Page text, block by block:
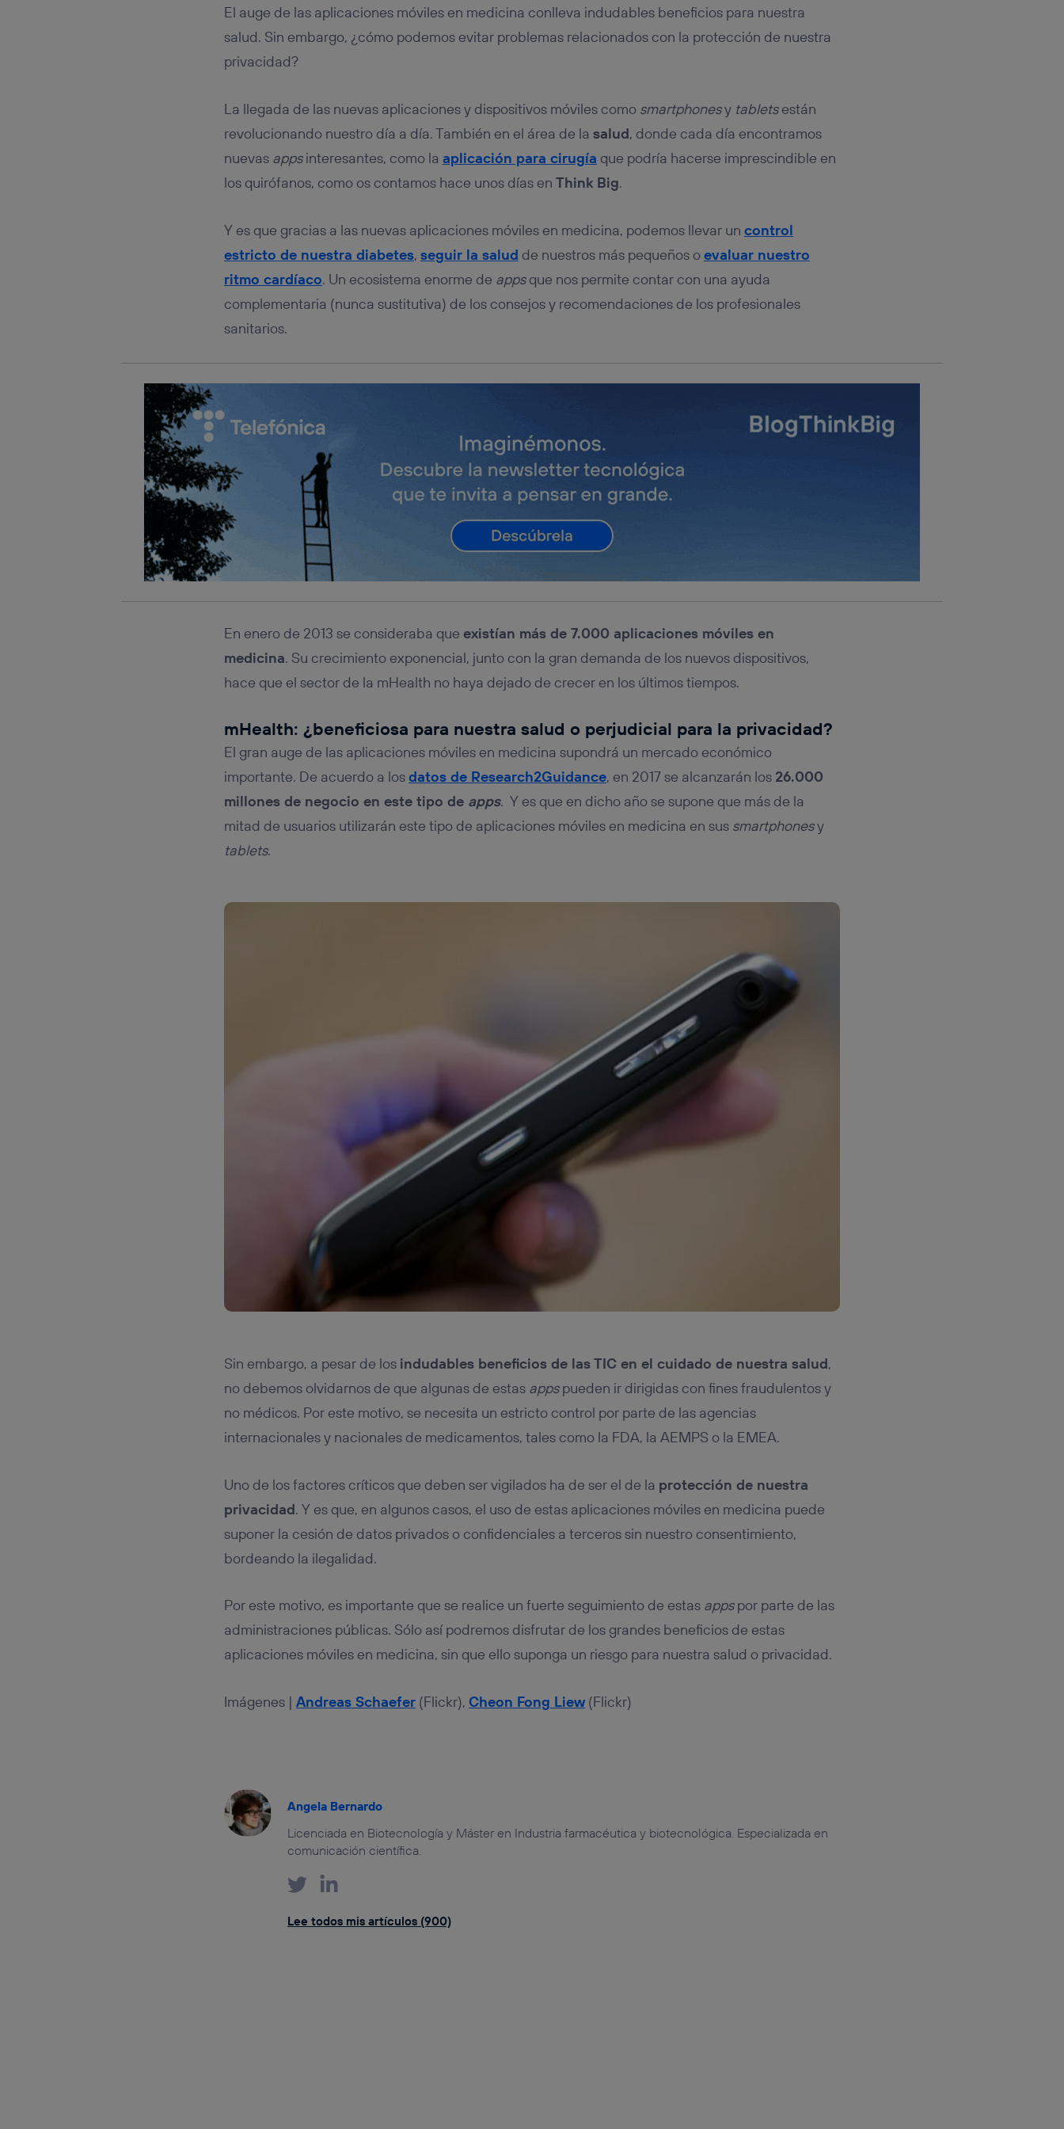
El auge de las aplicaciones móviles en medicina conlleva indudables beneficios para nuestra
salud. Sin embargo, ¿cómo podemos evitar problemas relacionados con la protección de nuestra
privacidad?
La llegada de las nuevas aplicaciones y dispositivos móviles comosmartphonesy tabletsestán
revolucionando nuestro día a día. También en el área de la salud, donde cada día encontramos
nuevas appsinteresantes, como la aplicación para cirugía que podría hacerse imprescindible en
los quirófanos, como os contamos hace unos días en Think Big.
Y es que gracias a las nuevas aplicaciones móviles en medicina, podemos llevar un control
estricto de nuestra diabetes, seguir la salud de nuestros más pequeños oevaluar nuestro
ritmo cardíaco. Un ecosistema enorme de appsque nos permite contar con una ayuda
complementaria (nunca sustitutiva) de los consejos y recomendaciones de los profesionales
sanitarios.
En enero de 2013 se consideraba que existían más de 7.000 aplicaciones móviles en
medicina. Su crecimiento exponencial, junto con la gran demanda de los nuevos dispositivos,
hace que el sector de la mHealth no haya dejado de crecer en los últimos tiempos.
mHealth: ¿beneficiosa para nuestra salud o perjudicial para la privacidad?
El gran auge de las aplicaciones móviles en medicina supondrá un mercado económico
importante. De acuerdo a losdatos de Research2Guidance, en 2017 se alcanzarán los 26.000
millones de negocio en este tipo de apps. Y es que en dicho año se supone que más de la
mitad de usuarios utilizarán este tipo de aplicaciones móviles en medicina en sus smartphonesy
tablets.
Sin embargo, a pesar de los indudables beneficios de las TIC en el cuidado de nuestra salud,
no debemos olvidarnos de que algunas de estas appspueden ir dirigidas con fines fraudulentos y
no médicos. Por este motivo, se necesita un estricto control por parte de las agencias
internacionales y nacionales de medicamentos, tales como la FDA, la AEMPS o la EMEA.
Uno de los factores críticos que deben ser vigilados ha de ser el de la protección de nuestra
privacidad. Y es que, en algunos casos, el uso de estas aplicaciones móviles en medicina puede
suponer la cesión de datos privados o confidenciales a terceros sin nuestro consentimiento,
bordeando la ilegalidad.
Por este motivo, es importante que se realice un fuerte seguimiento de estas appspor parte de las
administraciones públicas. Sólo así podremos disfrutar de los grandes beneficios de estas
aplicaciones móviles en medicina, sin que ello suponga un riesgo para nuestra salud o privacidad.
Imágenes | Andreas Schaefer(Flickr), Cheon Fong Liew(Flickr)
Angela Bernardo
Licenciada en Biotecnología y Máster en Industria farmacéutica y biotecnológica. Especializada en
comunicación científica.
Lee todos mis artículos (900)
conecte su dispositivo y consienta el uso de la tecnología recibirá el mismo identificador.
Típicamente:
Si utilizasdatos móviles, el marketing será más personalizado, ya que se basará
únicamente en la navegación del usuario del móvil.
Puedes gestionar los consentimientos Utiq seleccionando “Administrar Utiq” en la parte
inferior de esta página web o visitando el portal de privacidad de Utiq (“consenthub”).